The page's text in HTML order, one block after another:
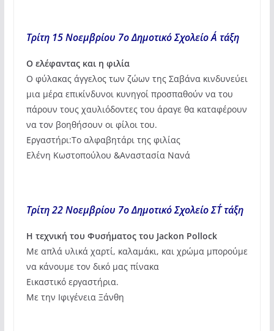
Τρίτη 15 Νοεμβρίου 7ο Δημοτικό Σχολείο Α΄ τάξη
Ο ελέφαντας και η φιλία
Ο φύλακας άγγελος των ζώων της Σαβάνα κινδυνεύει
μια μέρα επικίνδυνοι κυνηγοί προσπαθούν να του
πάρουν τους χαυλιόδοντες του άραγε θα καταφέρουν
να τον βοηθήσουν οι φίλοι του.
Εργαστήρι:Το αλφαβητάρι της φιλίας
Ελένη Κωστοπούλου &Αναστασία Νανά
Τρίτη 22 Νοεμβρίου 7ο Δημοτικό Σχολείο ΣΤ΄ τάξη
Η τεχνική του Φυσήματος του Jackon Pollock
Με απλά υλικά χαρτί, καλαμάκι, και χρώμα μπορούμε
να κάνουμε τον δικό μας πίνακα
Εικαστικό εργαστήρια.
Με την Ιφιγένεια Ξάνθη